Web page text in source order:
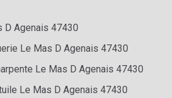
D Agenais 47430
Le Mas D Agenais 47430
Le Mas D Agenais 47430
Le Mas D Agenais 47430